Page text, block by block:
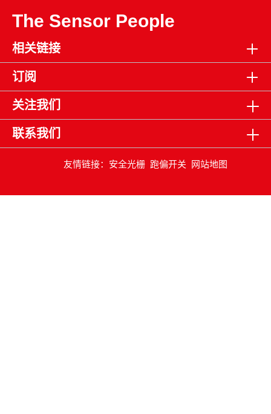
The Sensor People
相关链接
订阅
关注我们
联系我们
友情链接： 安全光栅 跑偏开关 网站地图